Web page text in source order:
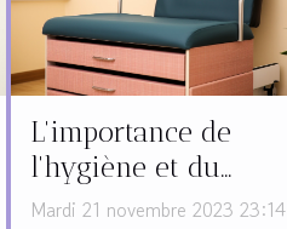
L'importance de
l'hygiène et du
nettoyage des divans
Mardi 21 novembre 2023 23:14